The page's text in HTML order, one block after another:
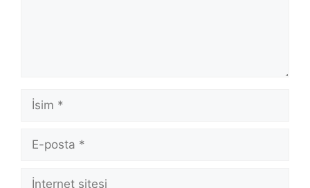
İsim
posta
İnternet